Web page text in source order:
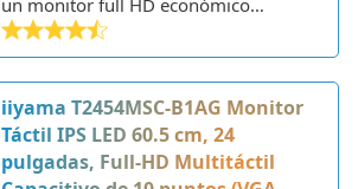
un monitor full HD económico
diseñado para oficinas y hogares.
Cuenta con una pantalla IPS de 23.8
pulgadas con resolución 1920x1080,
tecnología Anti-Flicker y protección de
luz azul. El monitor es delgado y
ligero con un soporte ergonómico
iiyama T2454MSC-B1AG Monitor
Táctil IPS LED 60.5 cm, 24
pulgadas, Full-HD Multitáctil